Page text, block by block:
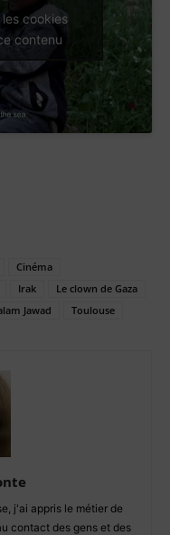
cookies
contenu
Cinéma
Irak
Le clown de Gaza
Jawad Toulouse
j'ai appris le métier de
contact des gens et des